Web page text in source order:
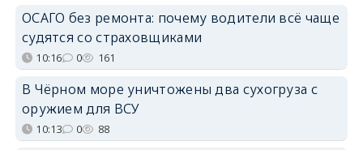
ОСАГО без ремонта: почему водители всё чаще
судятся со страховщиками
10:16 0 161
В Чёрном море уничтожены два сухогруза с
оружием для ВСУ
10:13 0 88